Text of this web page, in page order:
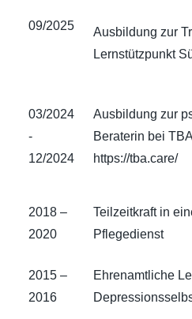
09/2025
Ausbildung zur
Lernstützpunkt
03/2024
-
12/2024
Ausbildung zur
Beraterin bei
https://tba.care/
2018 –
2020
Teilzeitkraft in
Pflegedienst
2015 –
2016
Ehrenamtliche